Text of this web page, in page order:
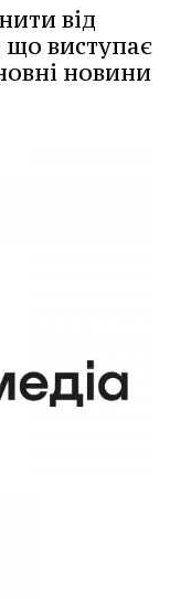
від
що виступає
новини